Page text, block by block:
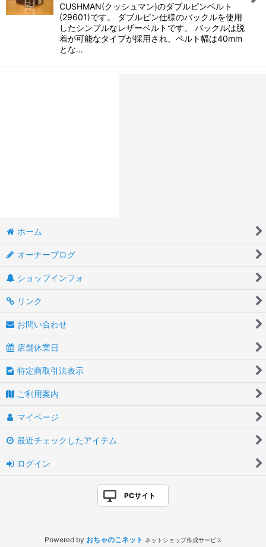
CUSHMAN(クッシュマン)のダブルピンベルト
(29601)です。 ダブルピン仕様のバックルを使用
したシンプルなレザーベルトです。 バックルは脱
着が可能なタイプが採用され、ベルト幅は40mm
とな…
ホーム
オーナーブログ
ショップインフォ
リンク
お問い合わせ
店舗休業日
特定商取引法表示
ご利用案内
マイページ
最近チェックしたアイテム
ログイン
PCサイト
Powered by おちゃのこネット ネットショップ作成サービス